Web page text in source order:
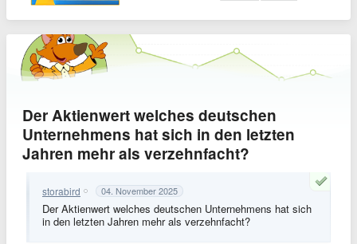
Der Aktienwert welches deutschen
Unternehmens hat sich in den letzten
Jahren mehr als verzehnfacht?
storabird 04. November 2025
Der Aktienwert welches deutschen Unternehmens hat sich
in den letzten Jahren mehr als verzehnfacht?